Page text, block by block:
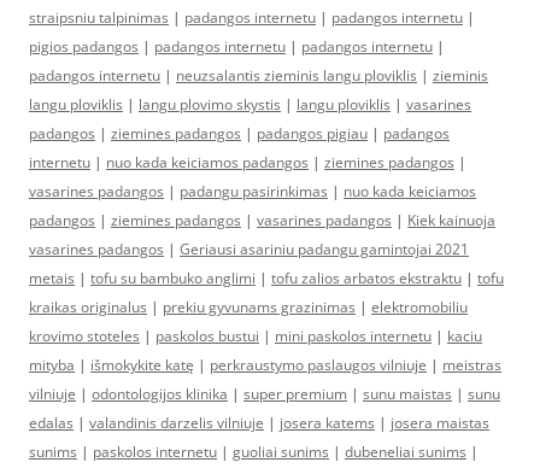
straipsniu talpinimas | padangos internetu | padangos internetu |
pigios padangos | padangos internetu | padangos internetu |
padangos internetu | neuzsalantis zieminis langu ploviklis | zieminis
langu ploviklis | langu plovimo skystis | langu ploviklis | vasarines
padangos | ziemines padangos | padangos pigiau | padangos
internetu | nuo kada keiciamos padangos | ziemines padangos |
vasarines padangos | padangu pasirinkimas | nuo kada keiciamos
padangos | ziemines padangos | vasarines padangos | Kiek kainuoja
vasarines padangos | Geriausi asariniu padangu gamintojai 2021
metais | tofu su bambuko anglimi | tofu zalios arbatos ekstraktu | tofu
kraikas originalus | prekiu gyvunams grazinimas | elektromobiliu
krovimo stoteles | paskolos bustui | mini paskolos internetu | kaciu
mityba | išmokykite katę | perkraustymo paslaugos vilniuje | meistras
vilniuje | odontologijos klinika | super premium | sunu maistas | sunu
edalas | valandinis darzelis vilniuje | josera katems | josera maistas
sunims | paskolos internetu | guoliai sunims | dubeneliai sunims |